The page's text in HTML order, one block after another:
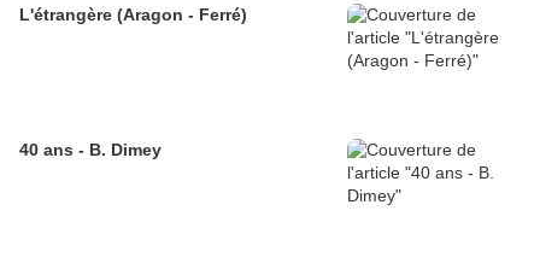
L'étrangère (Aragon - Ferré)
40 ans - B. Dimey